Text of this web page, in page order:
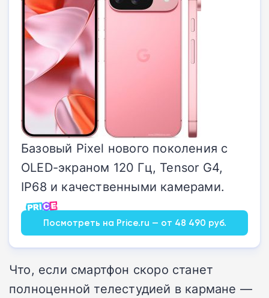
Базовый Pixel нового поколения с
OLED-экраном 120 Гц, Tensor G4,
IP68 и качественными камерами.
Посмотреть на Price.ru — от 48 490 руб.
Что, если смартфон скоро станет
полноценной телестудией в кармане —